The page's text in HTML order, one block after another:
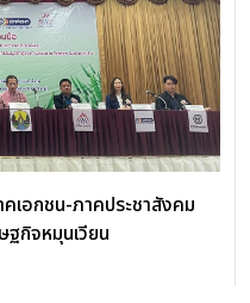
เอกชน-ภาคประชาสังคม
กิจหมุนเวียน